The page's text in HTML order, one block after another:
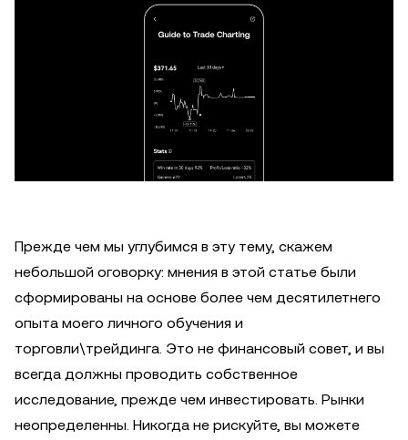
Прежде чем мы углубимся в эту тему, скажем
небольшой оговорку: мнения в этой статье были
сформированы на основе более чем десятилетнего
опыта моего личного обучения и
торговли\трейдинга. Это не финансовый совет, и вы
всегда должны проводить собственное
исследование, прежде чем инвестировать. Рынки
неопределенны. Никогда не рискуйте, вы можете